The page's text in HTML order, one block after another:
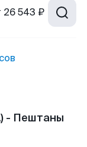
26 543 ₽
- Пештаны